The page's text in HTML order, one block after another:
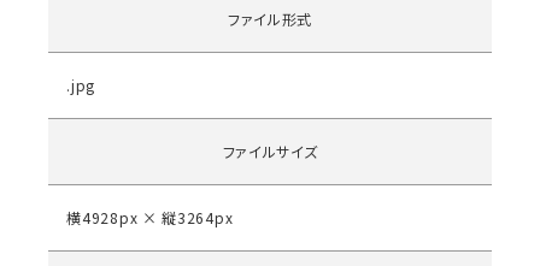
ファイル形式
.jpg
ファイルサイズ
横4928px × 縦3264px